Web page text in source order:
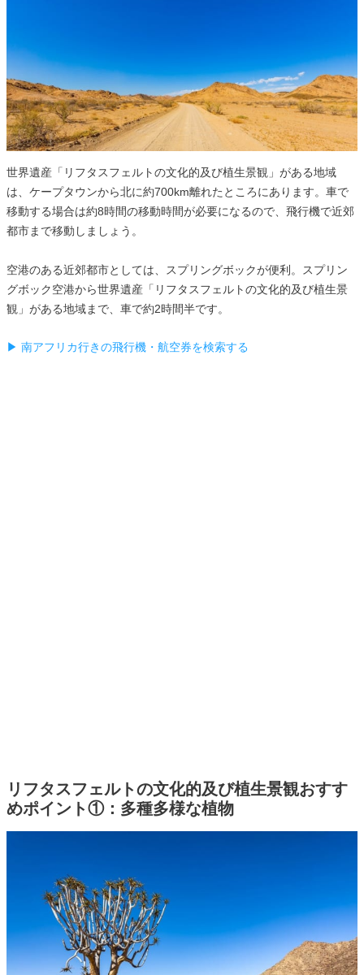
世界遺産「リフタスフェルトの文化的及び植生景観」がある地域
は、ケープタウンから北に約700km離れたところにあります。車で
移動する場合は約8時間の移動時間が必要になるので、飛行機で近郊
都市まで移動しましょう。
空港のある近郊都市としては、スプリングボックが便利。スプリン
グボック空港から世界遺産「リフタスフェルトの文化的及び植生景
観」がある地域まで、車で約2時間半です。
▶ 南アフリカ行きの飛行機・航空券を検索する
リフタスフェルトの文化的及び植生景観おすす
めポイント①：多種多様な植物